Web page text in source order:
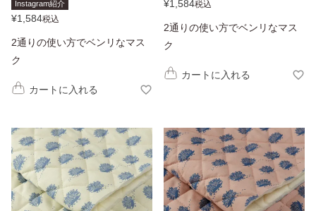
Instagram紹介
¥1,584税込
2通りの使い方でベンリなマス
ク
カートに入れる
¥1,584税込
2通りの使い方でベンリなマス
ク
カートに入れる